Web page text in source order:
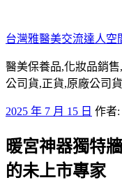
至
主
要
內
台灣雅醫美交流達人空
醫美保養品,化妝品銷
公司貨,正貨,原廠公司
發
於
2025 年 7 月 15 日 作者:
暖宮神器獨特
的未上市專家